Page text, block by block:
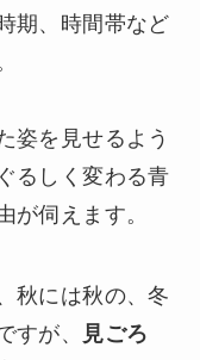
期、時間帯など
姿を見せるよう
るしく変わる青
が伺えます。
秋には秋の、冬
すが、
見ごろ